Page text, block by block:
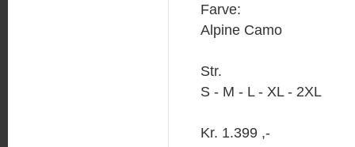
Farve:
Alpine Camo
Str.
S - M - L - XL - 2XL
Kr. 1.399 ,-